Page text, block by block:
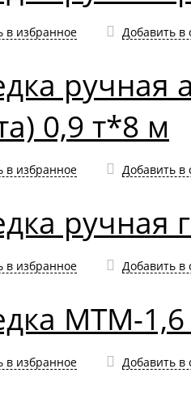
в избранное Добавить в
ручная
0,9 т*8 м
в избранное Добавить в
ручная
в избранное Добавить в
МТМ-1,6
в избранное Добавить в